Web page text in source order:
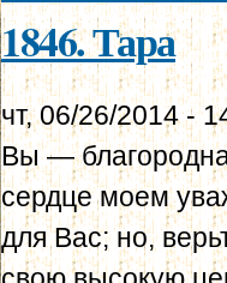
1846. Тара
чт, 06/26/2014 -
Вы —
сердце моем
для Вас; но,